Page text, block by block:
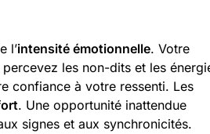
l’intensité émotionnelle. Votre
les non-dits et les
confiance à votre ressenti. Les
. Une opportunité inattendue
signes et aux synchronicités.